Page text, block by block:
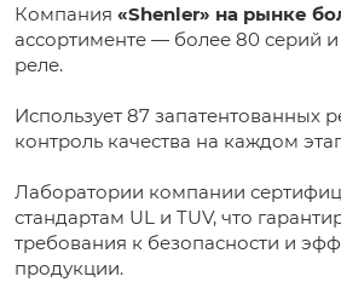
Компания «Shenler» на рынке
ассортименте — более 80 серий
реле.
Использует 87 запатентованных
контроль качества на каждом
Лаборатории компании
стандартам UL и TUV, что
требования к безопасности и
продукции.